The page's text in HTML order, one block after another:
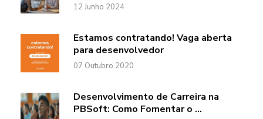
12Junho 2024
Estamos contratando! Vaga aberta
para desenvolvedor
07 Outubro 2020
Desenvolvimento de Carreira na
PBSoft: Como Fomentar o ...